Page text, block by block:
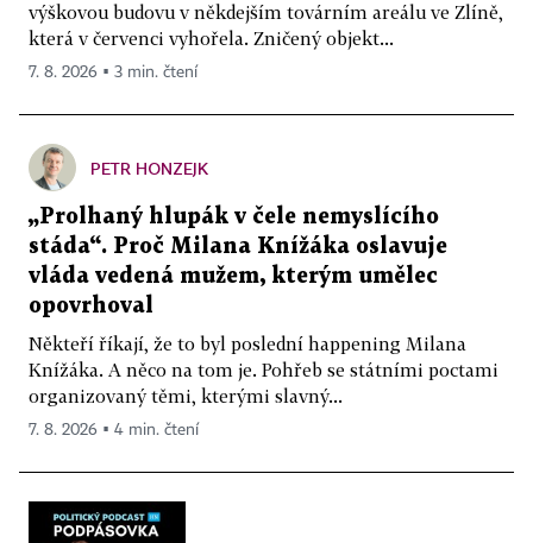
výškovou budovu v někdejším továrním areálu ve Zlíně,
která v červenci vyhořela. Zničený objekt...
7. 8. 2026 ▪ 3 min. čtení
PETR HONZEJK
„Prolhaný hlupák v čele nemyslícího
stáda“. Proč Milana Knížáka oslavuje
vláda vedená mužem, kterým umělec
opovrhoval
Někteří říkají, že to byl poslední happening Milana
Knížáka. A něco na tom je. Pohřeb se státními poctami
organizovaný těmi, kterými slavný...
7. 8. 2026 ▪ 4 min. čtení